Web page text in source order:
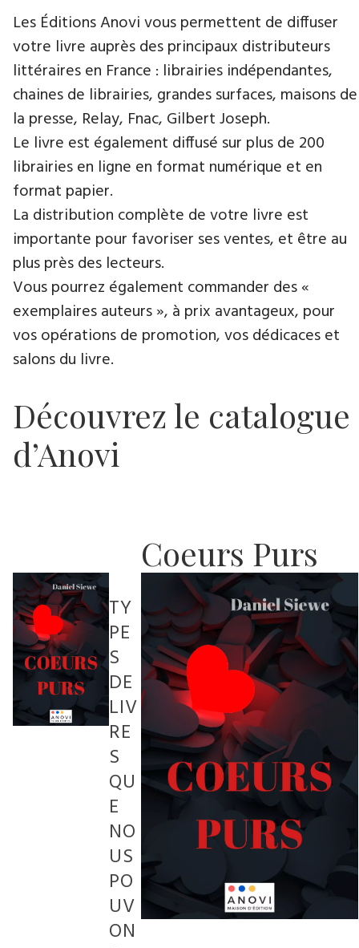
Les Éditions Anovi vous permettent de diffuser
votre livre auprès des principaux distributeurs
littéraires en France : librairies indépendantes,
chaines de librairies, grandes surfaces, maisons de
la presse, Relay, Fnac, Gilbert Joseph.
Le livre est également diffusé sur plus de 200
librairies en ligne en format numérique et en
format papier.
La distribution complète de votre livre est
importante pour favoriser ses ventes, et être au
plus près des lecteurs.
Vous pourrez également commander des «
exemplaires auteurs », à prix avantageux, pour
vos opérations de promotion, vos dédicaces et
salons du livre.
Découvrez le catalogue
d’Anovi
Coeurs Purs
TY
PE
S
DE
LIV
RE
S
QU
E
NO
US
PO
UV
ON